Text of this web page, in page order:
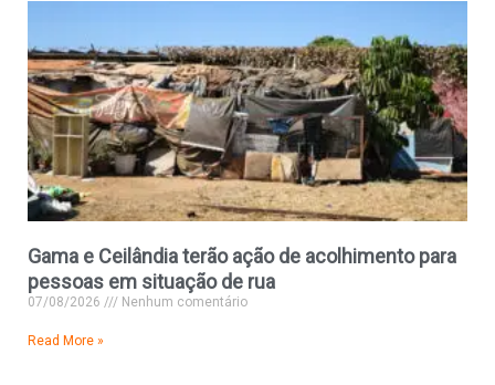
Gama e Ceilândia terão ação de acolhimento para
pessoas em situação de rua
07/08/2026 Nenhum comentário
Read More »